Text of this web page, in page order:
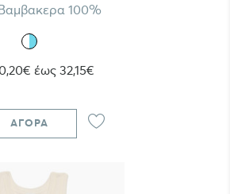
Βαμβακερα 100%
έως 32,15€
ΑΓΟΡΆ